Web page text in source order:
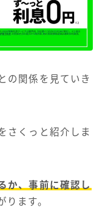
の関係を見ていき
さくっと紹介しま
か、事前に確認し
ります。